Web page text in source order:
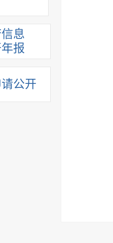
息
报
公开